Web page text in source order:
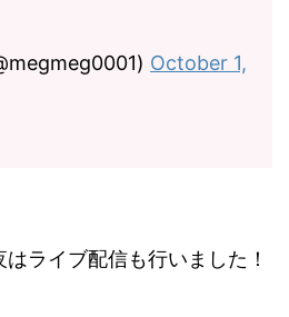
October 1,
ライブ配信も行いました！